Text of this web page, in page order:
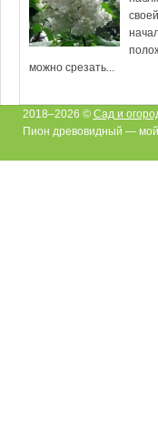
можно срезать...
2018–2026 © Сад и
Пион древовидный —